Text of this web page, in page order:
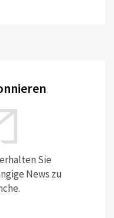
Sie
News zu